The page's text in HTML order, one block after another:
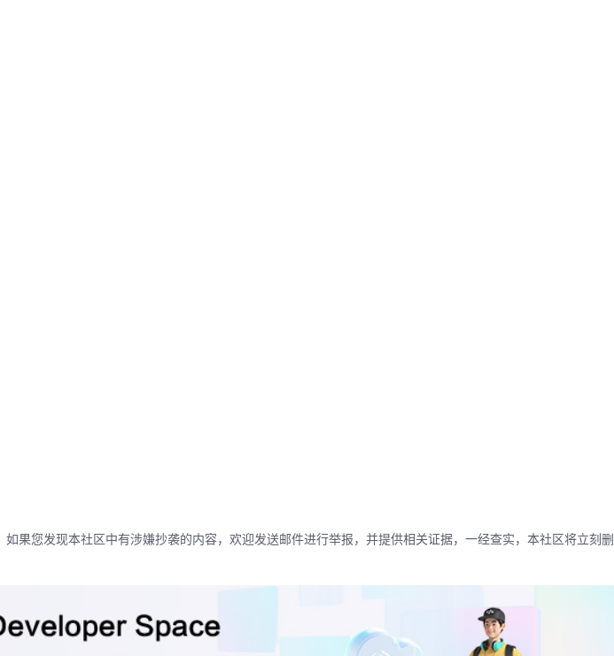
果您发现本社区中有涉嫌抄袭的内容，欢迎发送邮件进行举报，并提供相关证据，一经查实，本社区将立刻删